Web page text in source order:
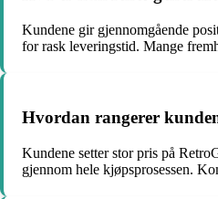
Kundene gir gjennomgående
for rask leveringstid. Mange
Hvordan rangerer
Kundene setter stor pris på
gjennom hele kjøpsprosessen.